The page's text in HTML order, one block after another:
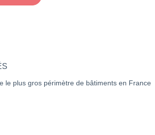
le plus gros périmètre de bâtiments en France